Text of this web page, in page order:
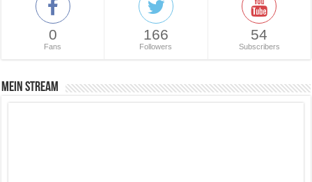
0
Fans
166
Followers
54
Subscribers
Mein Stream